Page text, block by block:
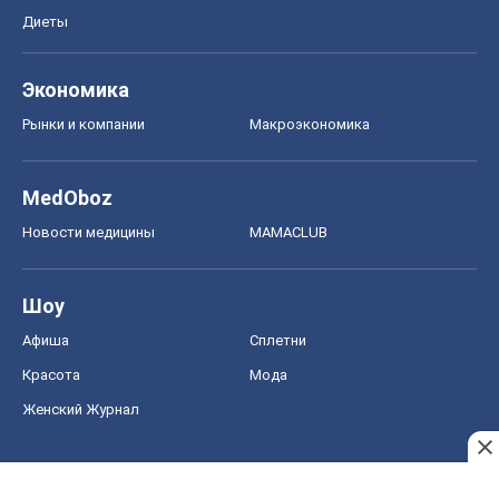
Диеты
Экономика
Рынки и компании Mакроэкономика
MedOboz
Новости медицины MAMACLUB
Шоу
Афиша Сплетни
Красота Мода
Женский Журнал